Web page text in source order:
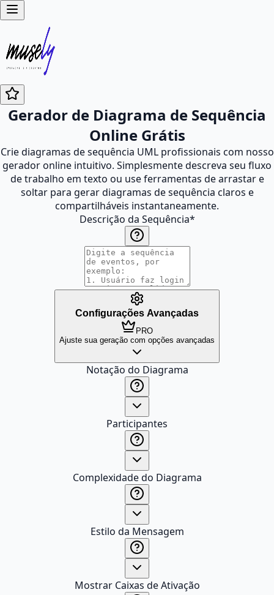
Gerador de Diagrama de Sequência
Online Grátis
Crie diagramas de sequência UML profissionais com nosso
gerador online intuitivo. Simplesmente descreva seu fluxo
de trabalho em texto ou use ferramentas de arrastar e
soltar para gerar diagramas de sequência claros e
compartilháveis instantaneamente.
Descrição da Sequência*
Configurações Avançadas
PRO
Ajuste sua geração com opções avançadas
Notação do Diagrama
Participantes
Complexidade do Diagrama
Estilo da Mensagem
Mostrar Caixas de Ativação